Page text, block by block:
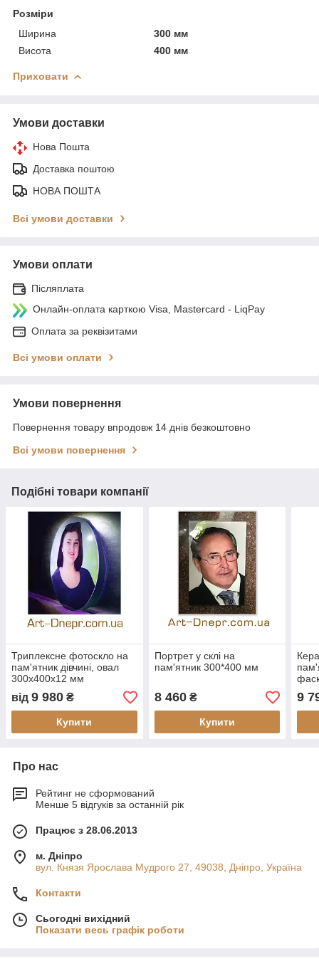
Розміри
Ширина
300 мм
Висота
400 мм
Приховати
Умови доставки
Нова Пошта
Доставка поштою
НОВА ПОШТА
Всі умови доставки
Умови оплати
Післяплата
Онлайн-оплата карткою Visa, Mastercard - LiqPay
Оплата за реквізитами
Всі умови оплати
Умови повернення
Повернення товару впродовж 14 днів безкоштовно
Всі умови повернення
Подібні товари компанії
Триплексне фотоскло на
пам'ятник дівчині, овал
300х400х12 мм
від 9 980 ₴
Купити
Портрет у склі на
пам'ятник 300*400 мм
8 460₴
Купити
9
Про нас
Рейтинг не сформований
Менше 5 відгуків за останній рік
Працює з 28.06.2013
м. Дніпро
вул. Князя Ярослава Мудрого 27, 49038, Дніпро, Україна
Контакти
Сьогодні вихідний
Показати весь графік роботи